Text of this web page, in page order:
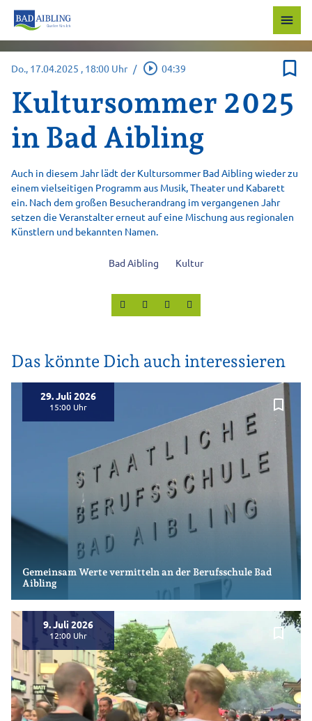
menu
Do., 17.04.2025 , 18:00 Uhr / play_circle_outline 04:39 bookmark_border
Kultursommer 2025
in Bad Aibling
Auch in diesem Jahr lädt der Kultursommer Bad Aibling wieder zu
einem vielseitigen Programm aus Musik, Theater und Kabarett
ein. Nach dem großen Besucherandrang im vergangenen Jahr
setzen die Veranstalter erneut auf eine Mischung aus regionalen
Künstlern und bekannten Namen.
Bad Aibling Kultur
Das könnte Dich auch interessieren
bookmark_border
29. Juli 2026
15:00
Gemeinsam Werte vermitteln an der Berufsschule Bad
Aibling
bookmark_border
9. Juli 2026
12:00